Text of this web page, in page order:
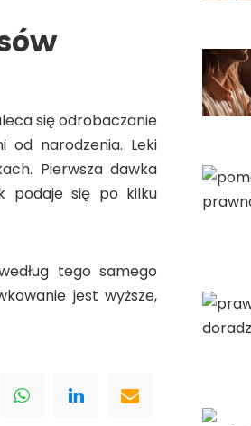
się odrobaczanie
narodzenia. Leki
Pierwsza dawka
podaje się po kilku
tego samego
jest wyższe,